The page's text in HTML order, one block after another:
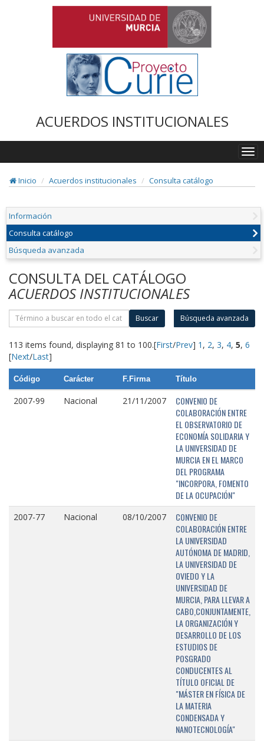
ACUERDOS INSTITUCIONALES
Inicio
Acuerdos institucionales Consulta catálogo
Información
Consulta catálogo
Búsqueda avanzada
CONSULTA DEL CATÁLOGO
ACUERDOS INSTITUCIONALES
Buscar Búsqueda avanzada
113 items found, displaying 81 to 100.[First/Prev] 1 , 2, 3, 4, 5, 6
[Next/Last]
Código Carácter F.Firma Título
2007-99 Nacional 21/11/2007
CONVENIO DE
COLABORACIÓN ENTRE
EL OBSERVATORIO DE
ECONOMÍA SOLIDARIA Y
LA UNIVERSIDAD DE
MURCIA EN EL MARCO
DEL PROGRAMA
"INCORPORA, FOMENTO
DE LA OCUPACIÓN"
2007-77 Nacional 08/10/2007
CONVENIO DE
COLABORACIÓN ENTRE
LA UNIVERSIDAD
AUTÓNOMA DE MADRID,
LA UNIVERSIDAD DE
OVIEDO Y LA
UNIVERSIDAD DE
MURCIA, PARA LLEVAR A
CABO,CONJUNTAMENTE,
LA ORGANIZACIÓN Y
DESARROLLO DE LOS
ESTUDIOS DE
POSGRADO
CONDUCENTES AL
TÍTULO OFICIAL DE
"MÁSTER EN FÍSICA DE
LA MATERIA
CONDENSADA Y
NANOTECNOLOGÍA"